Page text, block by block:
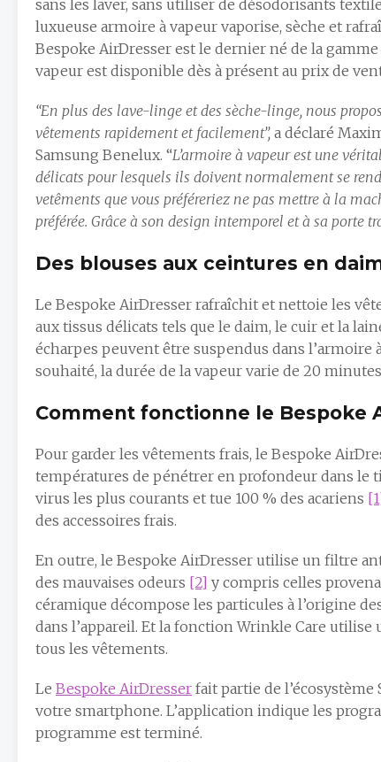
sans les laver, sans utiliser de désodorisants
luxueuse armoire à vapeur vaporise, sèche et
Bespoke AirDresser est le dernier né de la
vapeur est disponible dès à présent au prix de
“En plus des lave-linge et des sèche-linge, nous
vêtements rapidement et facilement”, a déclaré
Samsung Benelux. “L’armoire à vapeur est une
délicats pour lesquels ils doivent normalement se
vetêments que vous préféreriez ne pas mettre à la
préférée. Grâce à son design intemporel et à sa porte
Des blouses aux ceintures en
Le Bespoke AirDresser rafraîchit et nettoie les
aux tissus délicats tels que le daim, le cuir et la
écharpes peuvent être suspendus dans
souhaité, la durée de la vapeur varie de 20
Comment fonctionne le Bespoke
Pour garder les vêtements frais, le Bespoke
températures de pénétrer en profondeur dans le
virus les plus courants et tue 100 % des acariens
des accessoires frais.
En outre, le Bespoke AirDresser utilise un filtre
des mauvaises odeurs [2] y compris celles
céramique décompose les particules à l’origine
dans l’appareil. Et la fonction Wrinkle Care
tous les vêtements.
Le Bespoke AirDresser fait partie de
votre smartphone. L’application indique les
programme est terminé.